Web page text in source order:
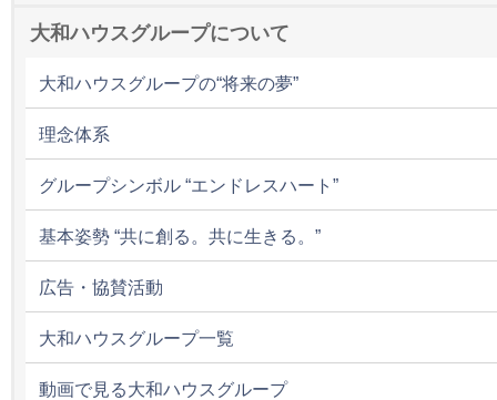
大和ハウスグループについて
大和ハウスグループの“将来の夢”
理念体系
グループシンボル “エンドレスハート”
基本姿勢 “共に創る。共に生きる。”
広告・協賛活動
大和ハウスグループ一覧
動画で見る大和ハウスグループ